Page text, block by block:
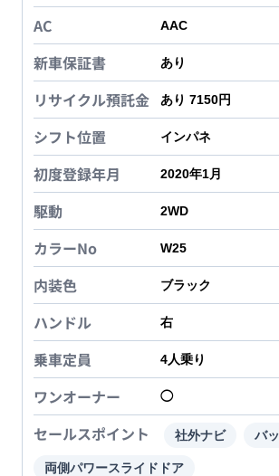
AC AAC
新車保証書 あり
リサイクル預託金 あり 7150円
シフト位置 インパネ
初度登録年月 2020年1月
駆動 2WD
カラーNo W25
内装色 ブラック
ハンドル 右
乗車定員 4人乗り
ワンオーナー ◯
セールスポイント 社外ナビ バ
両側パワースライドドア